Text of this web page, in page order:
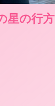
星の行方